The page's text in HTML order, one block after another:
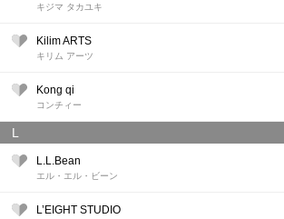
キジマ タカユキ
Kilim ARTS
キリム アーツ
Kong qi
コンチィー
L
L.L.Bean
エル・エル・ビーン
L’EIGHT STUDIO